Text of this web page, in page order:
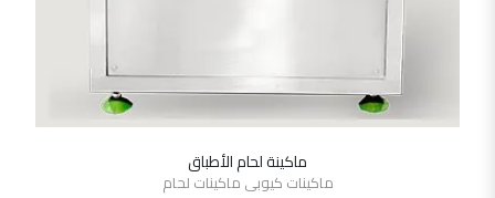
SHOW DETAILS
ماكينة لحام الأطباق
ماكينات كيوبى ماكينات لحام